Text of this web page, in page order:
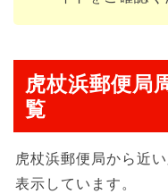
虎杖浜郵便局
覧
虎杖浜郵便局から近
表示しています。